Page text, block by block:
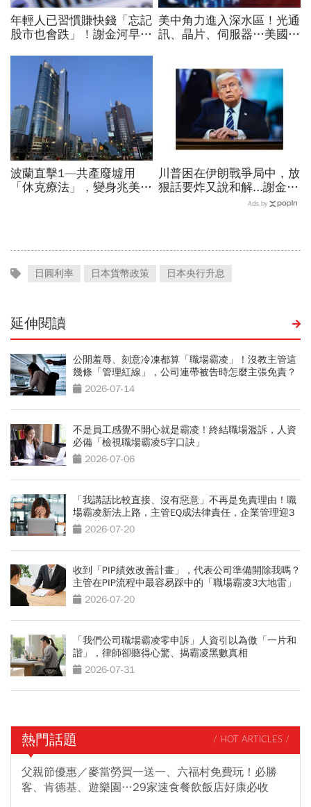
年輕人已習慣賺快錢「忘記
股市也會跌」！謝金河早一
出事：根本把投資人丟火坑
美中角力進入深水區！光通
訊、晶片、伺服器…美國制
波蘭直擊1—共產廢墟用
「休克療法」，變身兆美元
川普困在伊朗戰爭局中，放
狠話要炸又說和解...謝金河
揭伊朗權力結構：制度決定
Ads by
日圓利率 日本貨幣政策 日本央行升息
延伸閱讀
公開羞辱、刻意冷凍都算「職場霸凌」！沒教主管這
幾條「管理紅線」，公司連帶被告時怎麼主張免責？
2026-07-14
不是員工感覺不開心就是霸凌！終結職場濫訴，人資
必備「檢視職場霸凌5字口訣」
2026-07-06
「我講話比較直接、沒有惡意」不再是免責理由！職
場霸凌新法上路，主管EQ成法律責任，企業管理迎3
大變革
2026-07-20
收到「PIP績效改善計畫」，代表公司準備開除我嗎？
主管在PIP流程中最容易踩中的「職場霸凌3大地雷」
2026-07-20
「我們公司職場霸凌零申訴」人資引以為傲「一片和
諧」，律師卻聽得心驚、揭霸凌黑數真相
2026-07-31
熱門話題 / HOT ARTICLES /
父親節優惠／麥當勞買一送一、六福村免費玩！必勝
客、肯德基、遊樂園…29家速食餐飲飯店好康必收